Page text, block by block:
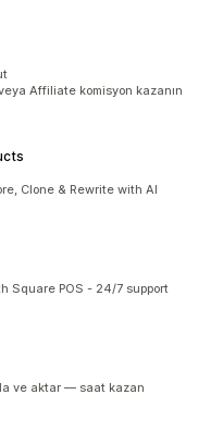
Affiliate komisyon kazanın
Clone & Rewrite with AI
Square POS - 24/7 support
ve aktar — saat kazan